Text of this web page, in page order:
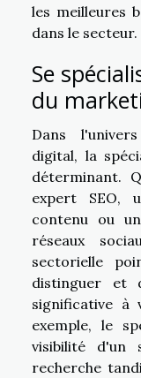
les meilleures
dans le secteur.
Se
du
Dans
digital, la
déterminant.
expert SEO,
contenu ou
réseaux
sectorielle
distinguer et
significative à
exemple, le
visibilité d'un
recherche